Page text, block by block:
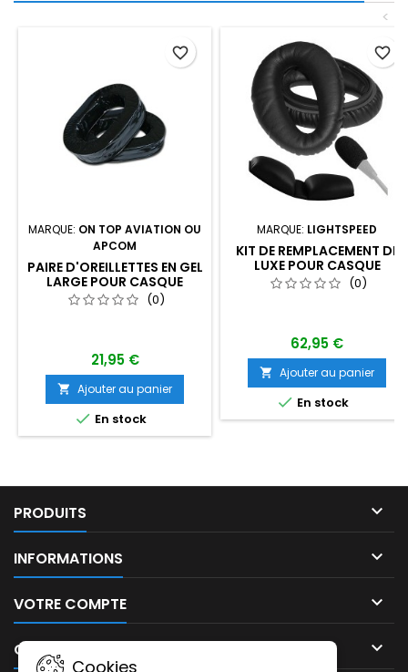
<
MARQUE: ON TOP AVIATION OU
APCOM
PAIRE D'OREILLETTES EN GEL
LARGE POUR CASQUE
STANDARD(0)
21,95 €
 Ajouter au panier
 En stock
favorite_border
MARQUE: LIGHTSPEED
KIT DE REMPLACEMENT DE
LUXE POUR CASQUE
LIGHTSPEED ZULU
(0)
62,95 €
 Ajouter au panier
 En stock
favorite_border
PRODUITS 
INFORMATIONS 
VOTRE COMPTE 
CONTACT 
Cookies